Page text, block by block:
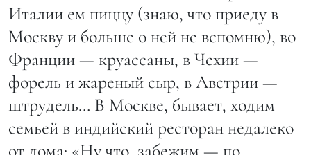
Италии ем пиццу (знаю, что приеду в
Москву и больше о ней не вспомню), во
Франции — круассаны, в Чехии —
форель и жареный сыр, в Австрии —
штрудель… В Москве, бывает, ходим
семьей в индийский ресторан недалеко
от дома: «Ну что, забежим — по